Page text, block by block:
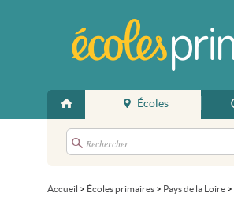
Écoles
Accueil > Écoles primaires > Pays de la Loire >